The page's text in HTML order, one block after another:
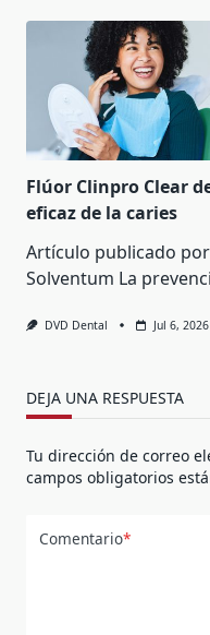
Flúor Clinpro Clear
eficaz de la caries
Artículo publicado
Solventum La
DVD Dental Jul 6, 2026
DEJA UNA RESPUESTA
Tu dirección de correo
campos obligatorios
Comentario*